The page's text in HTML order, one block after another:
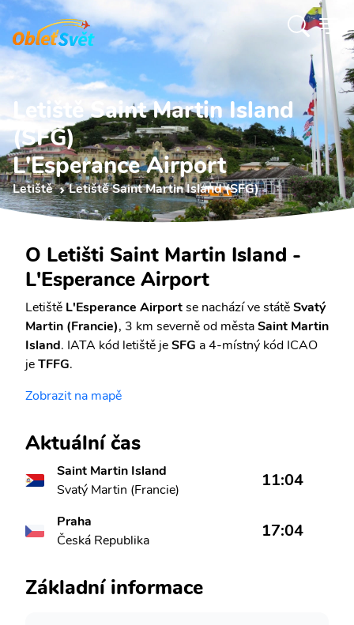
Letiště Saint Martin Island
(SFG)
L'Esperance Airport
Letiště Letiště Saint Martin Island (SFG)
O Letišti Saint Martin Island -
L'Esperance Airport
Letiště L'Esperance Airportse nachází ve státěSvatý
Martin (Francie), 3 km severně od městaSaint Martin
Island. IATA kód letiště jeSFG a 4-místný kód ICAO
jeTFFG.
Zobrazit na mapě
Aktuální čas
Saint Martin Island
Svatý Martin (Francie)
11:04
Praha
Česká Republika
17:04
Základní informace